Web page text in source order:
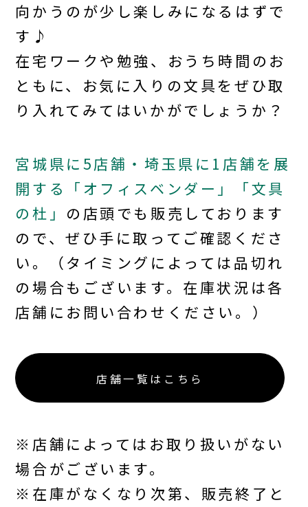
向かうのが少し楽しみになるはずで
す♪
在宅ワークや勉強、おうち時間のお
ともに、お気に入りの文具をぜひ取
り入れてみてはいかがでしょうか？
宮城県に5店舗・埼玉県に1店舗を展
開する「オフィスベンダー」「文具
の杜」 の店頭でも販売しております
ので、ぜひ手に取ってご確認くださ
い。（タイミングによっては品切れ
の場合もございます。在庫状況は各
店舗にお問い合わせください。）
店舗一覧はこちら
※店舗によってはお取り扱いがない
場合がございます。
※在庫がなくなり次第、販売終了と